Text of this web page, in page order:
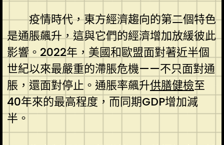
疫情時代，東方經濟趨向的第二個特色
是通脹飆升，這與它們的經濟增加放緩彼此
影響。2022年，美國和歐盟面對著近半個
世紀以來最嚴重的滯脹危機——不只面對通
脹，還面對停止。通脹率飆升供膳健檢至
40年來的最高程度，而同期GDP增加減
半。